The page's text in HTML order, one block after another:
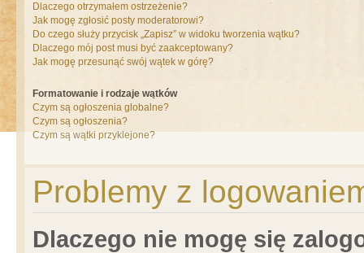
Dlaczego otrzymałem ostrzeżenie?
Jak mogę zgłosić posty moderatorowi?
Do czego służy przycisk „Zapisz” w widoku tworzenia wątku?
Dlaczego mój post musi być zaakceptowany?
Jak mogę przesunąć swój wątek w górę?
Formatowanie i rodzaje wątków
Czym są ogłoszenia globalne?
Czym są ogłoszenia?
Czym są wątki przyklejone?
Problemy z
Dlaczego nie mogę się